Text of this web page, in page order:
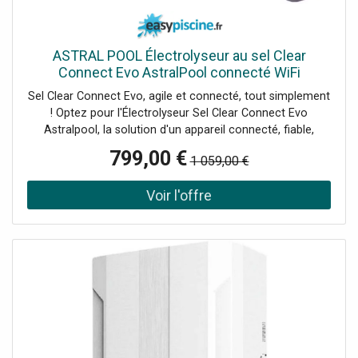
commande vocale pour varier la température de votre
intérieur. En vous adressant directement à votre assistant
vocal intelligent, leThermostat Connecté Wi-Fi Chauffage
à Eauobéit à vos instructions. Achetez dès à présent des
objets connectés afin de simplifier votre quotidien !
ASTRAL POOL Électrolyseur au sel Clear
Connect Evo AstralPool connecté WiFi
Sel Clear Connect Evo, agile et connecté, tout simplement
! Optez pour l'Électrolyseur Sel Clear Connect Evo
Astralpool, la solution d'un appareil connecté, fiable,
de bassin jusqu'à 90 m3, l'appareil fonctionne avec une
concentration de sel de 4 g/l. La version évolutive offre la
possibilité d'ajouter le contrôle du pH et du Redox pour un
traitement complet de l'eau ! Garantie 2 ans Avantages du
pilotage optimal, nous avons équipé tous nos modèles
contrôler l'ensemble des paramètres à distance 24H/24,
simple à utiliser Son boitier à la fois compact et design
799,00 € 1 059,00 €